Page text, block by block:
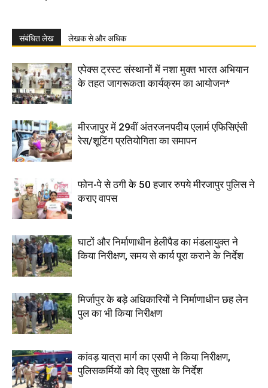
संबंधित लेख लेखक से और अधिक
एपेक्स ट्रस्ट संस्थानों में नशा मुक्त भारत अभियान
के तहत जागरूकता कार्यक्रम का आयोजन*
मीरजापुर में 29वीं अंतरजनपदीय एलार्म एफिसिएंसी
रेस/शूटिंग प्रतियोगिता का समापन
फोन-पे से ठगी के 50 हजार रुपये मीरजापुर पुलिस ने
कराए वापस
घाटों और निर्माणाधीन हेलीपैड का मंडलायुक्त ने
किया निरीक्षण, समय से कार्य पूरा कराने के निर्देश
मिर्जापुर के बड़े अधिकारियों ने निर्माणाधीन छह लेन
पुल का भी किया निरीक्षण
कांवड़ यात्रा मार्ग का एसपी ने किया निरीक्षण,
पुलिसकर्मियों को दिए सुरक्षा के निर्देश